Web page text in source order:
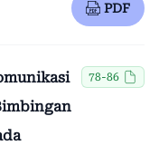
PDF
78-86